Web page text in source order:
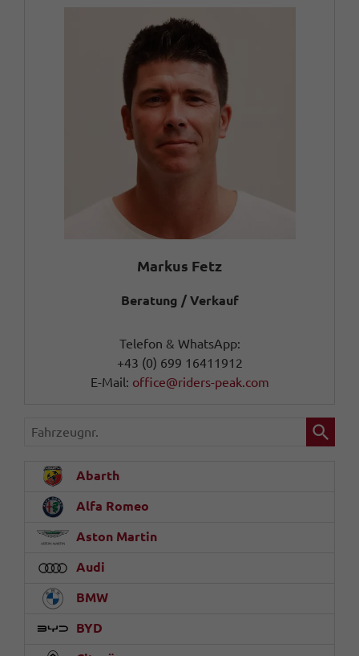
Markus Fetz
Beratung / Verkauf
Telefon & WhatsApp:
+43 (0) 699 16411912
E-Mail: office@riders-peak.com
Fahrzeugnr.
Abarth
Alfa Romeo
Aston Martin
Audi
BMW
BYD